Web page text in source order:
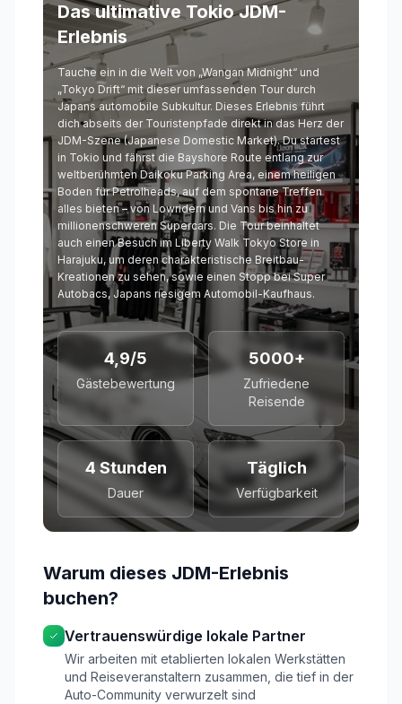
Das ultimative Tokio JDM-
Erlebnis
Tauche ein in die Welt von „Wangan Midnight“ und
„Tokyo Drift“ mit dieser umfassenden Tour durch
Japans automobile Subkultur. Dieses Erlebnis führt
dich abseits der Touristenpfade direkt in das Herz der
JDM-Szene (Japanese Domestic Market). Du startest
in Tokio und fährst die Bayshore Route entlang zur
weltberühmten Daikoku Parking Area, einem heiligen
Boden für Petrolheads, auf dem spontane Treffen
alles bieten – von Lowridern und Vans bis hin zu
millionenschweren Supercars. Die Tour beinhaltet
auch einen Besuch im Liberty Walk Tokyo Store in
Harajuku, um deren charakteristische Breitbau-
Kreationen zu sehen, sowie einen Stopp bei Super
Autobacs, Japans riesigem Automobil-Kaufhaus.
4,9/5
Gästebewertung
5000+
Zufriedene
Reisende
4 Stunden
Dauer
Täglich
Verfügbarkeit
Warum dieses JDM-Erlebnis
buchen?
Vertrauenswürdige lokale Partner
Wir arbeiten mit etablierten lokalen Werkstätten
und Reiseveranstaltern zusammen, die tief in der
Auto-Community verwurzelt sind